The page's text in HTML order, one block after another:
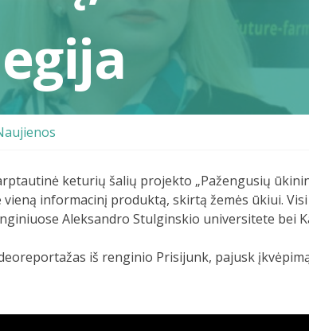
keturių šalių projekto „Pažengusių
vieną informacinį produktą, skirtą žemės ūkiui.
Aleksandro Stulginskio universitete bei
iš renginio Prisijunk, pajusk